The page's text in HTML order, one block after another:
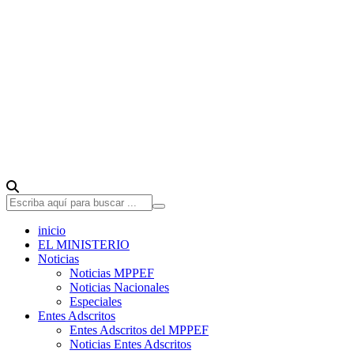
inicio
EL MINISTERIO
Noticias
Noticias MPPEF
Noticias Nacionales
Especiales
Entes Adscritos
Entes Adscritos del MPPEF
Noticias Entes Adscritos